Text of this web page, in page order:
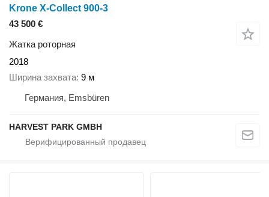
Krone X-Collect 900-3
43 500 €
Жатка роторная
2018
Ширина захвата 9 м
Германия, Emsbüren
HARVEST PARK GMBH